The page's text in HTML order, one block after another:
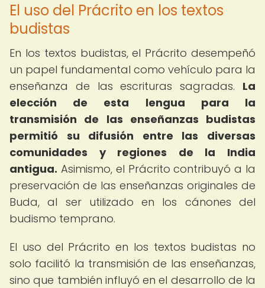
El uso del Prácrito en los textos
budistas
En los textos budistas, el Prácrito desempeñó
un papel fundamental como vehículo para la
enseñanza de las escrituras sagradas. La
elección de esta lengua para la
transmisión de las enseñanzas budistas
permitió su difusión entre las diversas
comunidades y regiones de la India
antigua. Asimismo, el Prácrito contribuyó a la
preservación de las enseñanzas originales de
Buda, al ser utilizado en los cánones del
budismo temprano.
El uso del Prácrito en los textos budistas no
solo facilitó la transmisión de las enseñanzas,
sino que también influyó en el desarrollo de la